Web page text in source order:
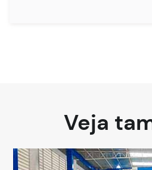
Veja